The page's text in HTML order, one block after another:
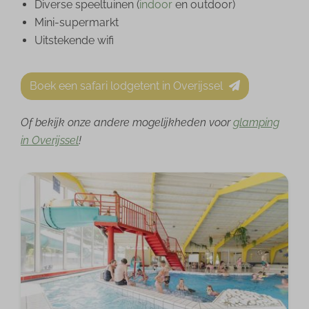
Diverse speeltuinen (indoor en outdoor)
Mini-supermarkt
Uitstekende wifi
Boek een safari lodgetent in Overijssel
Of bekijk onze andere mogelijkheden voorglamping
in Overijssel!